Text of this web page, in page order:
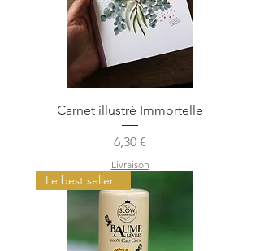
Carnet illustré Immortelle
Prix
6,30 €
Livraison
Le best seller !